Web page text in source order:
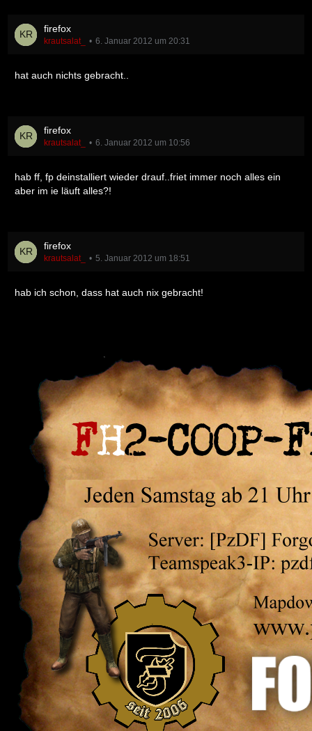
firefox
krautsalat_ 6. Januar 2012 um 20:31
hat auch nichts gebracht..
firefox
krautsalat_ 6. Januar 2012 um 10:56
hab ff, fp deinstalliert wieder drauf..friet immer noch alles ein
aber im ie läuft alles?!
firefox
krautsalat_ 5. Januar 2012 um 18:51
hab ich schon, dass hat auch nix gebracht!